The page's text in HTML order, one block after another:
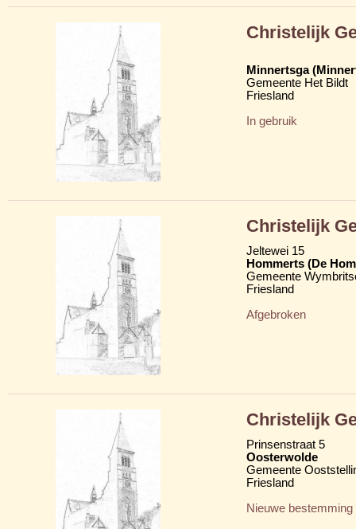
Christelijk
Minnertsga
Gemeente Het Bildt
Friesland
In gebruik
Christelijk
Jeltewei 15
Hommerts (De
Gemeente
Friesland
Afgebroken
Christelijk
Prinsenstraat 5
Oosterwolde
Gemeente
Friesland
Nieuwe bestemming